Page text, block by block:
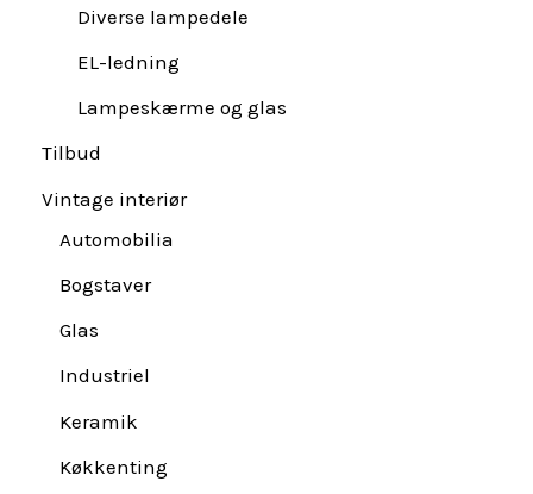
Diverse lampedele
EL-ledning
Lampeskærme og glas
Tilbud
Vintage interiør
Automobilia
Bogstaver
Glas
Industriel
Keramik
Køkkenting